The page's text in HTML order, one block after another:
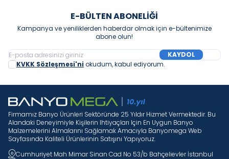
E-BÜLTEN ABONELIĞI
Kampanya ve yeniliklerden haberdar olmak için e-bültenimize
abone olun!
KAYDOL
KVKK Sözleşmesi'ni okudum, kabul ediyorum.
Firmamız Banyo Ürünleri Sektöründe 25 Yıldır Hizmet Vermektedir. Bu
Alandaki Deneyimiyle Kişilerin Ihtiyaçları Için En Uygun Banyo
Malzemelerini Almalarını Sağlamak Amacıyla Banyomega Web
Sayfasında Kaliteli Ürünlerinin Satışını Yapıyoruz.
Cumhuriyet Mah Mimar Sinan Cad No 53/b Bahçelievler İstanbul